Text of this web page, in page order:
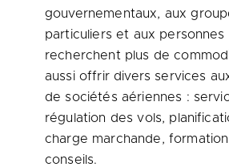
gouvernementaux, aux
particuliers et aux personnes
recherchent plus de
aussi offrir divers services
de sociétés aériennes :
régulation des vols,
charge marchande,
conseils.